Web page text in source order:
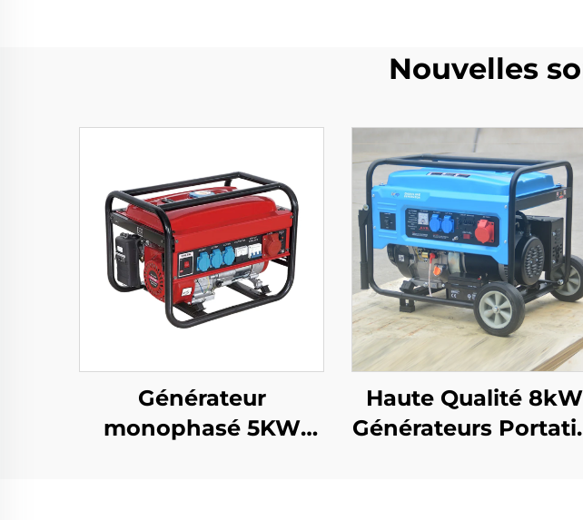
Nouvelles
Générateur
monophasé 5KW
Haute Qualité 8kW
Générateurs